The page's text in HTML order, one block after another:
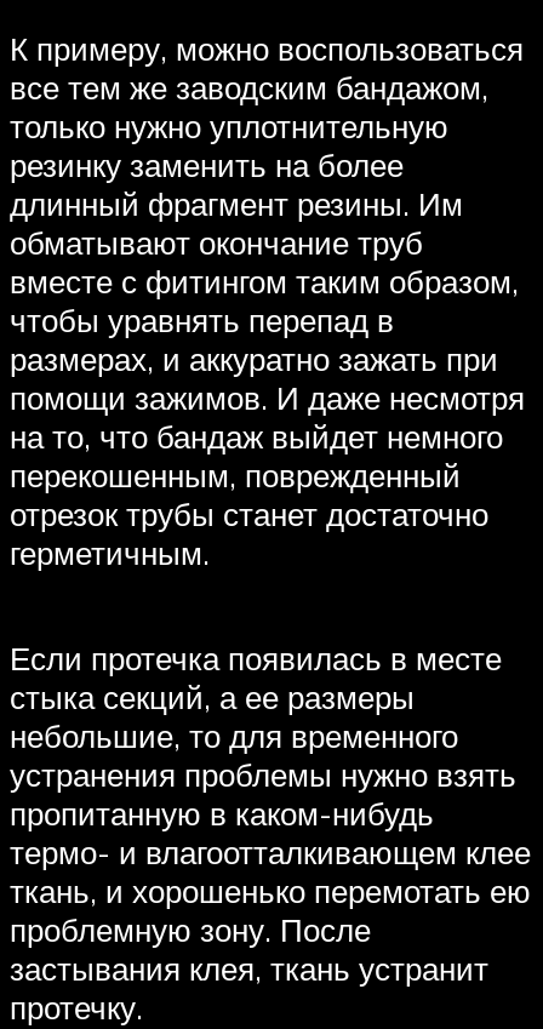
К примеру, можно воспользоваться
все тем же заводским бандажом,
только нужно уплотнительную
резинку заменить на более
длинный фрагмент резины. Им
обматывают окончание труб
вместе с фитингом таким образом,
чтобы уравнять перепад в
размерах, и аккуратно зажать при
помощи зажимов. И даже несмотря
на то, что бандаж выйдет немного
перекошенным, поврежденный
отрезок трубы станет достаточно
герметичным.
Если протечка появилась в месте
стыка секций, а ее размеры
небольшие, то для временного
устранения проблемы нужно взять
пропитанную в каком-нибудь
термо- и влагоотталкивающем клее
ткань, и хорошенько перемотать ею
проблемную зону. После
застывания клея, ткань устранит
протечку.